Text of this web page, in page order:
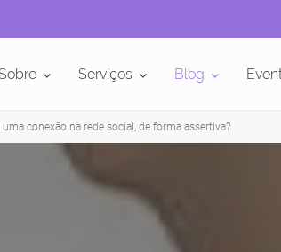
Serviços Blog
conexão na rede social, de forma assertiva?